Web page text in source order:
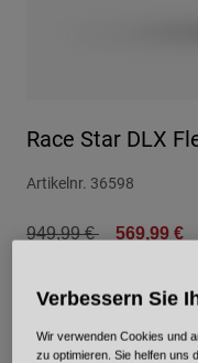
Race Star DLX
Artikelnr. 36598
Price reduced from
949,99 €to 569,99 €
Farben -Blau/Schwarz
Verbessern Sie
Wir verwenden Cookies und
zu optimieren. Sie helfen uns